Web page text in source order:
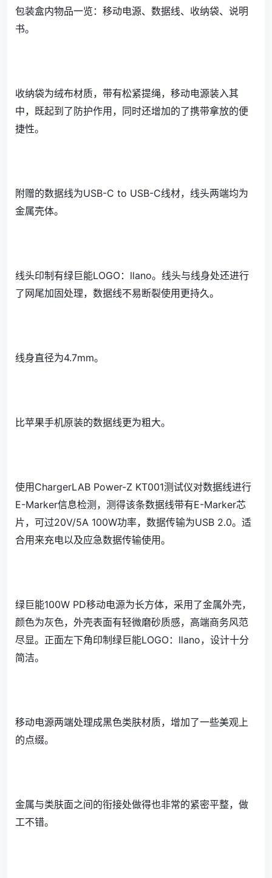
包装盒内物品一览：移动电源、数据线、收纳袋、说明
书。
收纳袋为绒布材质，带有松紧提绳，移动电源装入其
中，既起到了防护作用，同时还增加的了携带拿放的便
捷性。
附赠的数据线为USB-C to USB-C线材，线头两端均为
金属壳体。
线头印制有绿巨能LOGO：llano。线头与线身处还进行
了网尾加固处理，数据线不易断裂使用更持久。
线身直径为4.7mm。
比苹果手机原装的数据线更为粗大。
使用ChargerLAB Power-Z KT001测试仪对数据线进行
E-Marker信息检测，测得该条数据线带有E-Marker芯
片，可过20V/5A 100W功率，数据传输为USB 2.0。适
合用来充电以及应急数据传输使用。
绿巨能100W PD移动电源为长方体，采用了金属外壳，
颜色为灰色，外壳表面有轻微磨砂质感，高端商务风范
尽显。正面左下角印制绿巨能LOGO：llano，设计十分
简洁。
移动电源两端处理成黑色类肤材质，增加了一些美观上
的点缀。
金属与类肤面之间的衔接处做得也非常的紧密平整，做
工不错。